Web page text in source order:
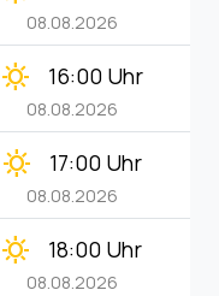
08.08.2026
clear_day 16:00 Uhr
08.08.2026
clear_day 17:00 Uhr
08.08.2026
clear_day 18:00 Uhr
08.08.2026